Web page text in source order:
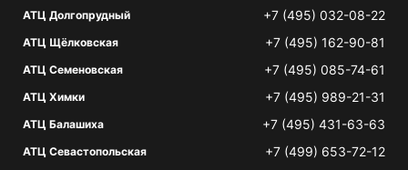
АТЦ Долгопрудный +7 (495) 032-08-22
АТЦ Щёлковская +7 (495) 162-90-81
АТЦ Семеновская +7 (495) 085-74-61
АТЦ Химки +7 (495) 989-21-31
АТЦ Балашиха +7 (495) 431-63-63
АТЦ Севастопольская +7 (499) 653-72-12